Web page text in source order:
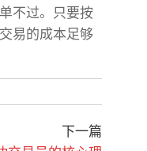
不过。只要按
易的成本足够
下一篇